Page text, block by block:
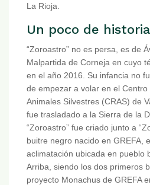
La Rioja.
Un poco de historia
“Zoroastro” no es persa, es de
Malpartida de Corneja en cuyo
en el año 2016. Su infancia no
de empezar a volar en el
Animales Silvestres (CRAS) de
fue trasladado a la Sierra de la
“Zoroastro” fue criado junto a
buitre negro nacido en GREFA,
aclimatación ubicada en pueblo
Arriba, siendo los dos primeros
proyecto Monachus de GREFA